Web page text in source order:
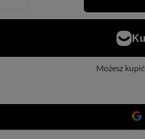
Możesz